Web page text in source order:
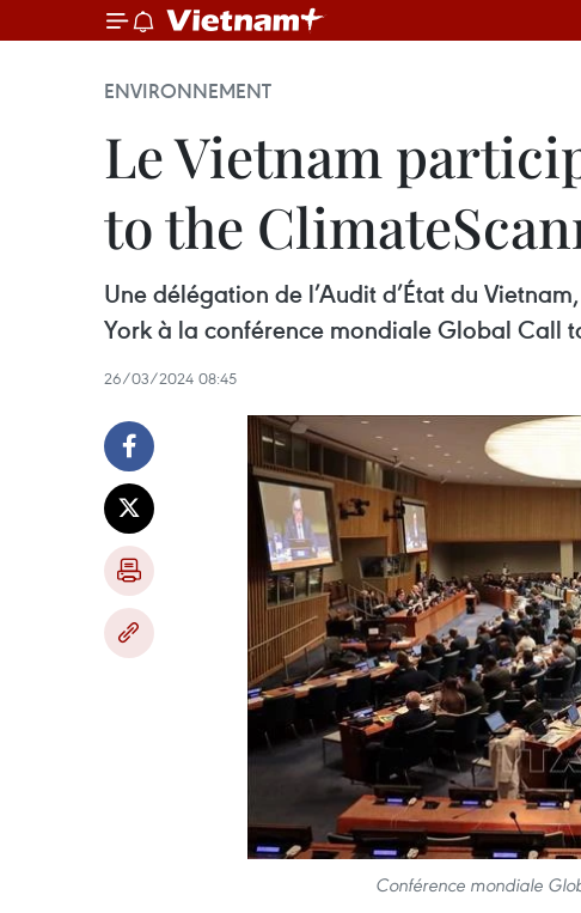
ENVIRONNEMENT
Le Vietnam
to the
Une délégation de l’Audit d’État du
York à la conférence mondiale Global Call
26/03/2024 08:45
Conférence mondiale